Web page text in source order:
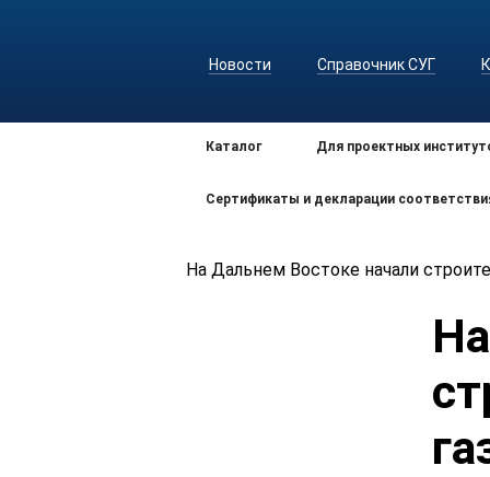
Новости Справочник СУГ
Каталог Для проектных
Сертификаты и декларации
На Дальнем Востоке начали